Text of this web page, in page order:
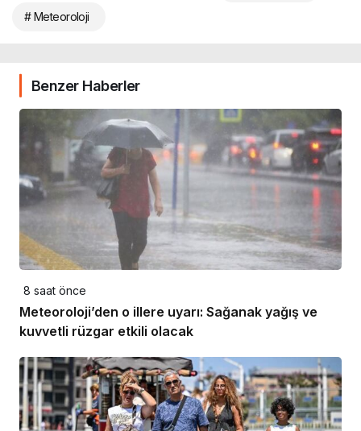
# Meteoroloji
Benzer Haberler
8 saat önce
Meteoroloji’den o illere uyarı: Sağanak yağış ve
kuvvetli rüzgar etkili olacak